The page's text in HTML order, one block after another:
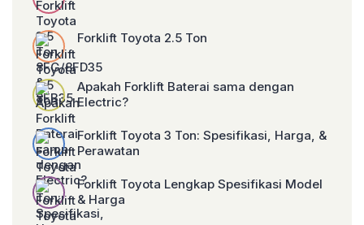
Forklift Toyota 2.5 Ton
Apakah Forklift Baterai sama dengan
Electric?
Forklift Toyota 3 Ton: Spesifikasi, Harga, &
Perawatan
Forklift Toyota Lengkap Spesifikasi Model
& Harga